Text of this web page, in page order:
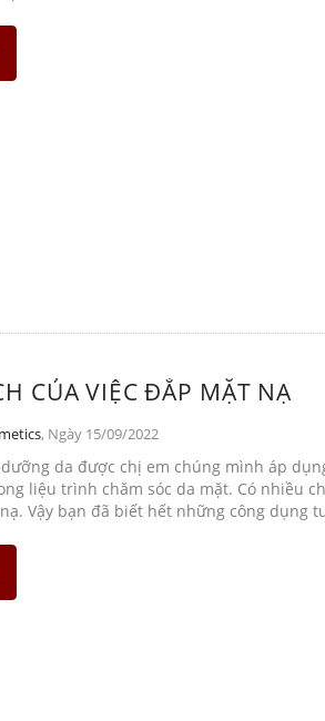
CỦA VIỆC ĐẮP MẶT NẠ
, Ngày 15/09/2022
da được chị em chúng mình áp
liệu trình chăm sóc da mặt. Có nhiều
Vậy bạn đã biết hết những công dụng